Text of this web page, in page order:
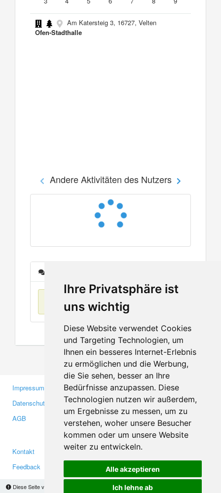
Ihre Privatsphäre ist
uns wichtig
Diese Website verwendet Cookies
und Targeting Technologien, um
Ihnen ein besseres Internet-Erlebnis
zu ermöglichen und die Werbung,
die Sie sehen, besser an Ihre
Bedürfnisse anzupassen. Diese
Technologien nutzen wir außerdem,
um Ergebnisse zu messen, um zu
verstehen, woher unsere Besucher
kommen oder um unsere Website
weiter zu entwickeln.
Alle akzeptieren
Ich lehne ab
Diese Seite verwendet Cookies, um Informationen auf Ihrem Computer zu speichern.
Am Katersteig 3, 16727, Velten
Ofen-Stadthalle
Andere Aktivitäten des Nutzers
Keine Einträge
Impressum
Datenschutzerklärung
AGB
Gewerbetreibende
Investoren
Medien
Kontakt
Feedback
Facebook
Twitter
YouTube